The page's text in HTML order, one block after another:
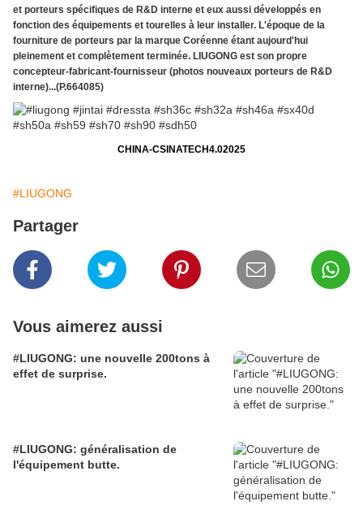
et porteurs spécifiques de R&D interne et eux aussi développés en
fonction des équipements et tourelles à leur installer. L'époque de la
fourniture de porteurs par la marque Coréenne étant aujourd'hui
pleinement et complètement terminée. LIUGONG est son propre
concepteur-fabricant-fournisseur (photos nouveaux porteurs de R&D
interne)...(P.664085)
CHINA-CSINATECH4.02025
#LIUGONG
Partager
Vous aimerez aussi
#LIUGONG: une nouvelle 200tons à
effet de surprise.
#LIUGONG: généralisation de
l'équipement butte.